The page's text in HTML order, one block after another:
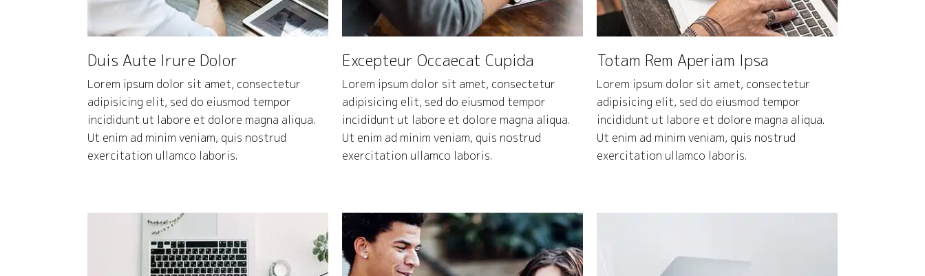
Duis Aute Irure Dolor
Lorem ipsum dolor sit amet, consectetur
adipisicing elit, sed do eiusmod tempor
incididunt ut labore et dolore magna aliqua.
Ut enim ad minim veniam, quis nostrud
exercitation ullamco laboris.
Excepteur Occaecat Cupida
Lorem ipsum dolor sit amet, consectetur
adipisicing elit, sed do eiusmod tempor
incididunt ut labore et dolore magna aliqua.
Ut enim ad minim veniam, quis nostrud
exercitation ullamco laboris.
Totam Rem Aperiam Ipsa
Lorem ipsum dolor sit amet, consectetur
adipisicing elit, sed do eiusmod tempor
incididunt ut labore et dolore magna aliqua.
Ut enim ad minim veniam, quis nostrud
exercitation ullamco laboris.